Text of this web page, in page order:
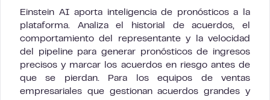
Einstein AI aporta inteligencia de pronósticos a la
plataforma. Analiza el historial de acuerdos, el
comportamiento del representante y la velocidad
del pipeline para generar pronósticos de ingresos
precisos y marcar los acuerdos en riesgo antes de
que se pierdan. Para los equipos de ventas
empresariales que gestionan acuerdos grandes y